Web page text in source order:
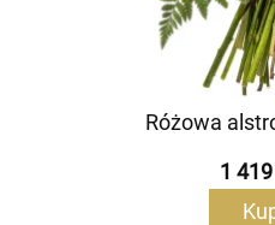
Różowa
1